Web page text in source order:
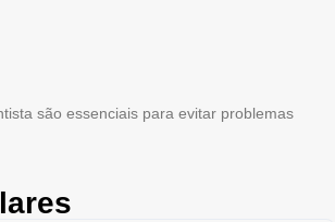
são essenciais para evitar problemas